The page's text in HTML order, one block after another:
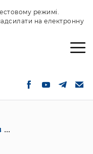
режимі.
на електронну